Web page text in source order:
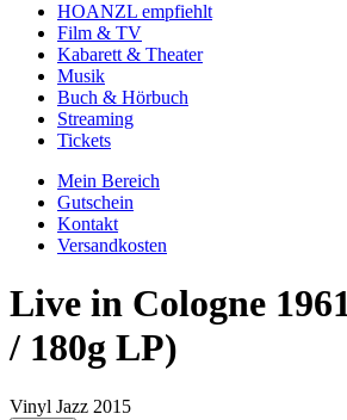
HOANZL empfiehlt
Film & TV
Kabarett & Theater
Musik
Buch & Hörbuch
Streaming
Tickets
Mein Bereich
Gutschein
Kontakt
Versandkosten
Live in Cologne
/ 180g LP)
Vinyl Jazz 2015